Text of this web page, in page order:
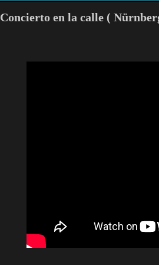
Concierto en la calle (